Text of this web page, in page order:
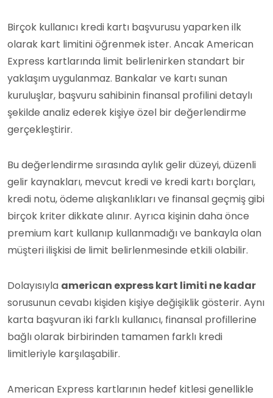
Birçok kullanıcı kredi kartı başvurusu yaparken ilk
olarak kart limitini öğrenmek ister. Ancak American
Express kartlarında limit belirlenirken standart bir
yaklaşım uygulanmaz. Bankalar ve kartı sunan
kuruluşlar, başvuru sahibinin finansal profilini detaylı
şekilde analiz ederek kişiye özel bir değerlendirme
gerçekleştirir.
Bu değerlendirme sırasında aylık gelir düzeyi, düzenli
gelir kaynakları, mevcut kredi ve kredi kartı borçları,
kredi notu, ödeme alışkanlıkları ve finansal geçmiş gibi
birçok kriter dikkate alınır. Ayrıca kişinin daha önce
premium kart kullanıp kullanmadığı ve bankayla olan
müşteri ilişkisi de limit belirlenmesinde etkili olabilir.
Dolayısıyla american express kart limiti ne kadar
sorusunun cevabı kişiden kişiye değişiklik gösterir. Aynı
karta başvuran iki farklı kullanıcı, finansal profillerine
bağlı olarak birbirinden tamamen farklı kredi
limitleriyle karşılaşabilir.
American Express kartlarının hedef kitlesi genellikle